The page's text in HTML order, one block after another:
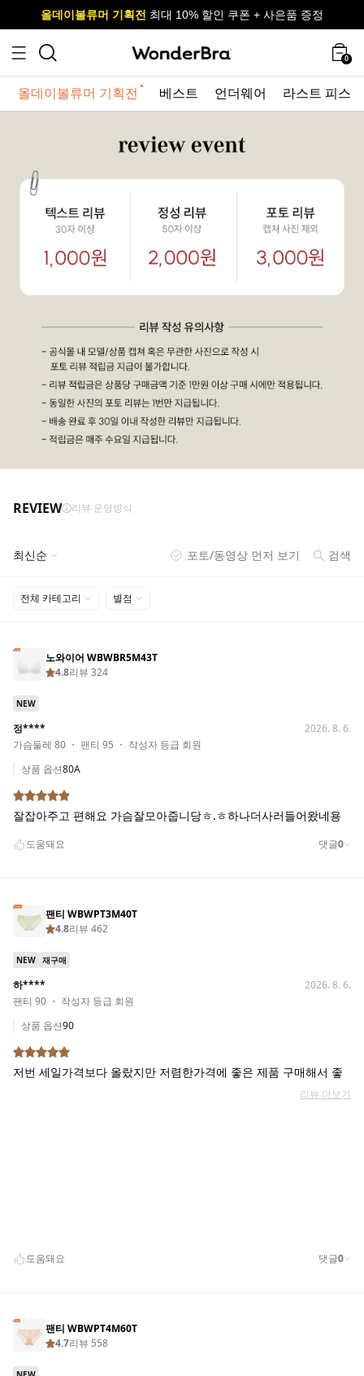
사이즈 무료 교환 서비스
올데이볼류머 기획전 최대 10% 할인 쿠폰 + 사은품 증정
사이즈 무료 교환 서비스
올데이볼류머 기획전 최대 10% 할인 쿠폰 + 사은품 증정
0
올데이볼류머 기획전 베스트 언더웨어 라스트 피스